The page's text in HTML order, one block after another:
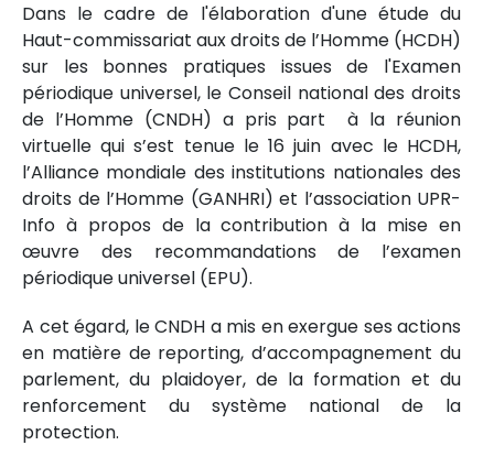
Dans le cadre de l'élaboration d'une étude du
Haut-commissariat aux droits de l’Homme (HCDH)
sur les bonnes pratiques issues de l'Examen
périodique universel, le Conseil national des droits
de l’Homme (CNDH) a pris part à la réunion
virtuelle qui s’est tenue le 16 juin avec le HCDH,
l’Alliance mondiale des institutions nationales des
droits de l’Homme (GANHRI) et l’association UPR-
Info à propos de la contribution à la mise en
œuvre des recommandations de l’examen
périodique universel (EPU).
A cet égard, le CNDH a mis en exergue ses actions
en matière de reporting, d’accompagnement du
parlement, du plaidoyer, de la formation et du
renforcement du système national de la
protection.